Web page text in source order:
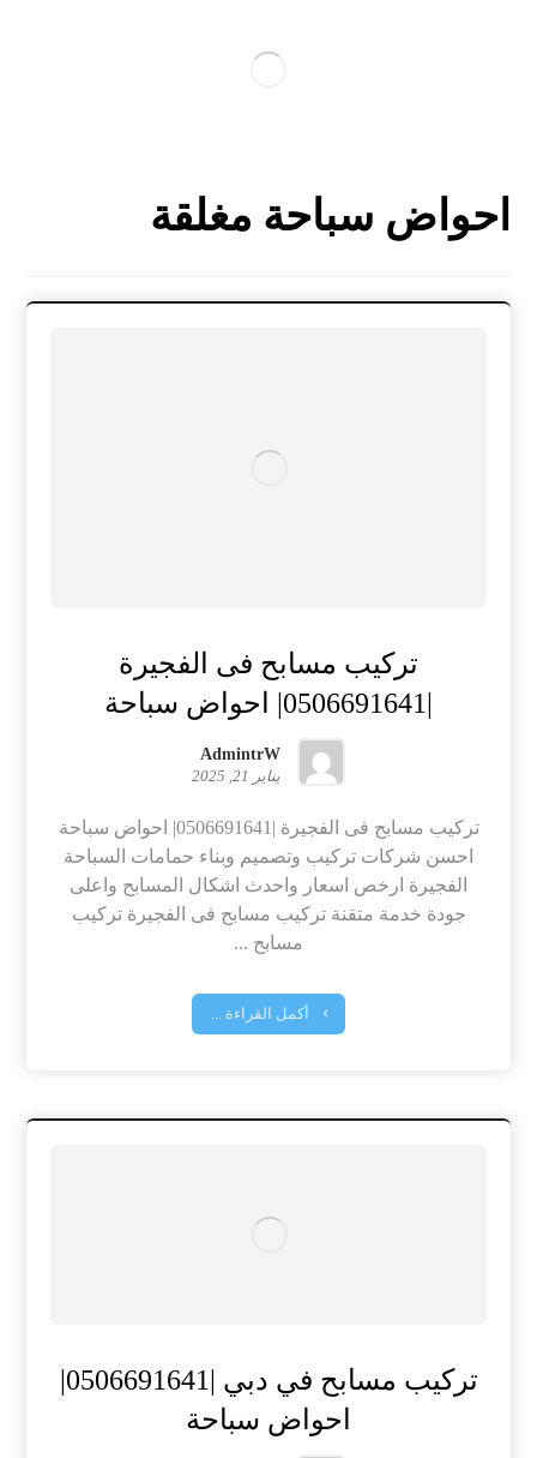
احواض سباحة مغلقة
تركيب مسابح فى الفجيرة
|0506691641| احواض سباحة
AdmintrW
يناير 21, 2025
تركيب مسابح فى الفجيرة |0506691641| احواض سباحة
احسن شركات تركيب وتصميم وبناء حمامات السباحة
الفجيرة ارخص اسعار واحدث اشكال المسابح واعلى
جودة خدمة متقنة تركيب مسابح فى الفجيرة تركيب
مسابح ...
أكمل القراءة ...
تركيب مسابح في دبي |0506691641|
احواض سباحة